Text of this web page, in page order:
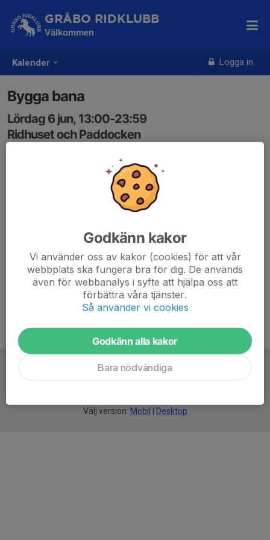
Kalender Logga in
GRÅBO RIDKLUBB
Välkommen
Bygga bana
Lördag 6 jun, 13:00-23:59
Ridhuset och Paddocken
Välj version: Mobil Desktop
Godkänn kakor
Vi använder oss av kakor (cookies) för att vår
webbplats ska fungera bra för dig. De används
även för webbanalys i syfte att hjälpa oss att
förbättra våra tjänster.
Så använder vi cookies
Godkänn alla kakor
Bara nödvändiga